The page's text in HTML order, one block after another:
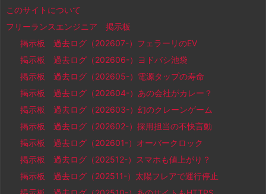
このサイトについて
フリーランスエンジニア 掲示板
掲示板 過去ログ（202607-）フェラーリのEV
掲示板 過去ログ（202606-）ヨドバシ池袋
掲示板 過去ログ（202605-）電源タップの寿命
掲示板 過去ログ（202604-）あの会社がカレー？
掲示板 過去ログ（202603-）幻のクレーンゲーム
掲示板 過去ログ（202602-）採用担当の不快言動
掲示板 過去ログ（202601-）オーバークロック
掲示板 過去ログ（202512-）スマホも値上がり？
掲示板 過去ログ（202511-）太陽フレアで運行停止